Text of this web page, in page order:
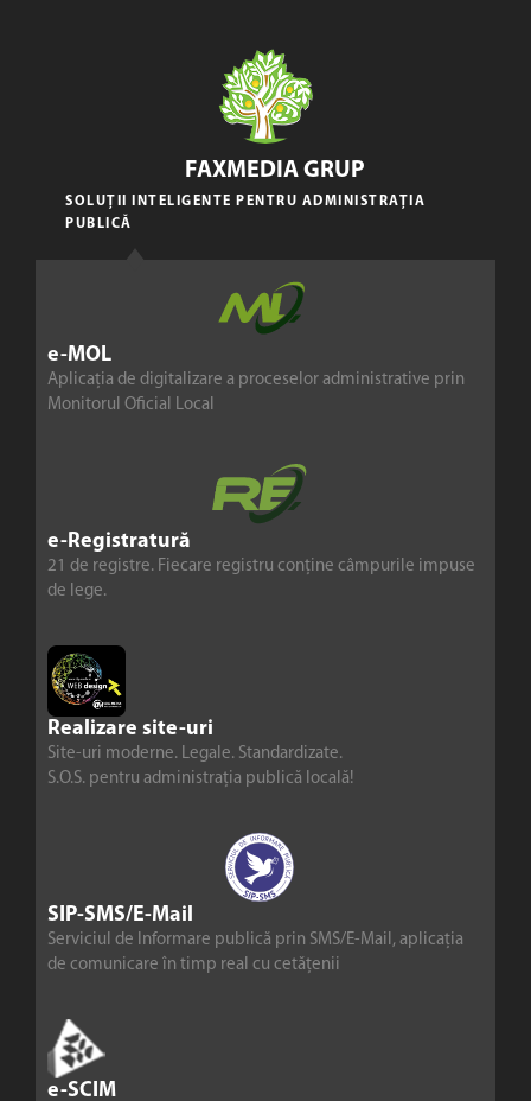
e-MOL
Aplicația de digitalizare a proceselor administrative prin
Monitorul Oficial Local
e-Registratură
21 de registre. Fiecare registru conține câmpurile impuse
de lege.
Realizare site-uri
Site-uri moderne. Legale. Standardizate.
S.O.S. pentru administrația publică locală!
SIP-SMS/E-Mail
Serviciul de Informare publică prin SMS/E-Mail, aplicația
de comunicare în timp real cu cetățenii
e-SCIM
FAXMEDIA GRUP
SOLUȚII INTELIGENTE PENTRU ADMINISTRAȚIA
PUBLICĂ